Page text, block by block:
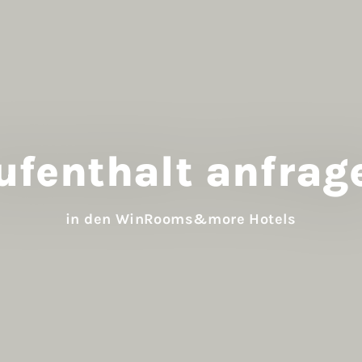
in den WinRooms&more Hotels